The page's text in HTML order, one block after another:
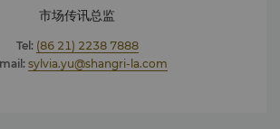
市场传讯总监
Tel: (86 21) 2238 7888
sylvia.yu@shangri-la.com